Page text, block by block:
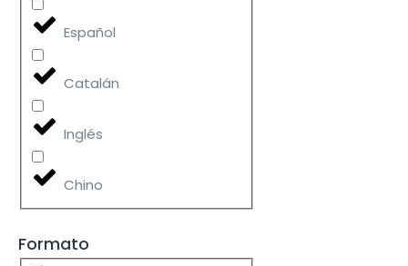
Español
Catalán
Inglés
Chino
Formato